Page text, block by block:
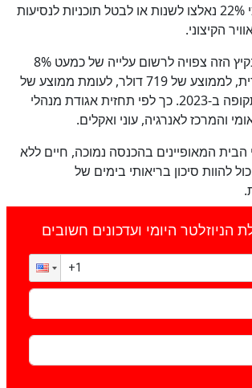
עוד עולה מהסקר כי 22% נאלצו לשנות או לבטל תוכניות לנסיעות
הקיצוני.
עלות קירור הבית בקיץ הזה צפויה לרשום עלייה של כמעט 8%
ברחבי ארצות הברית, לממוצע של 719 דולר, לעומת ממוצע של
661 דולר באותה תקופה ב-2023. כך לפי תחזית אגודת מנהלי
והמרכז לאנרגיה, עוני ואקלים.
ממשקי הבית המאופיינים בהכנסה נמוכה, חיים ללא
להוות סיכון בריאותי בימים של
היומי ועדכונים חשובים